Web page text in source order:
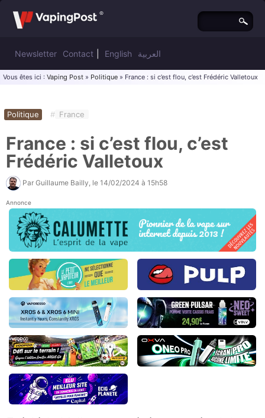
Newsletter Contact English العربية
Vous êtes ici : Vaping Post » Politique » France : si c’est flou, c’est Frédéric Valletoux
Politique # France
France : si c’est flou, c’est
Frédéric Valletoux
Par Guillaume Bailly , le 14/02/2024 à 15h58
Annonce